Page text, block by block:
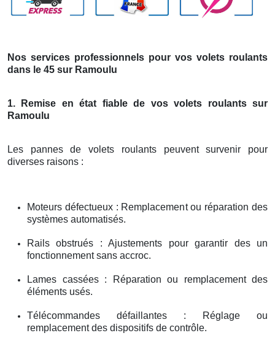
Nos services professionnels pour vos volets roulants
dans le 45 sur Ramoulu
1. Remise en état fiable de vos volets roulants sur
Ramoulu
Les pannes de volets roulants peuvent survenir pour
diverses raisons :
Moteurs défectueux : Remplacement ou réparation des
systèmes automatisés.
Rails obstrués : Ajustements pour garantir des un
fonctionnement sans accroc.
Lames cassées : Réparation ou remplacement des
éléments usés.
Télécommandes défaillantes : Réglage ou
remplacement des dispositifs de contrôle.